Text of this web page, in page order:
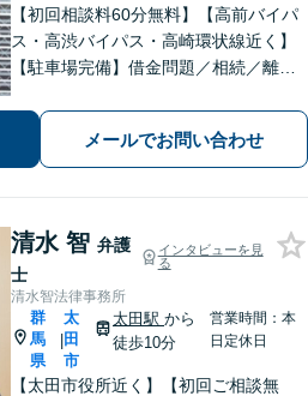
【初回相談料60分無料】【高前バイパ
ス・高渋バイパス・高崎環状線近く】
【駐車場完備】借金問題／相続／離婚
広く対応しております。丁寧なヒアリ
ングとコミュニケーションを重ねるこ
とを大切にしております【休日・夜間
対応可】
メールでお問い合わせ
清水 智 弁護
士
インタビューを見
る
清水智法律事務所
群
馬
県
|
太
田
市
太田駅 から
徒歩10分
営業時間：本
日定休日
【太田市役所近く】【初回ご相談無